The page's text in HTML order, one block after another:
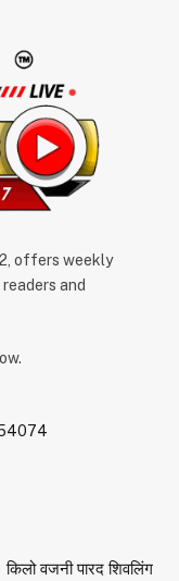
offers weekly
and
वजनी पारद शिवलिंग